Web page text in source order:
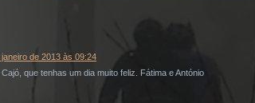
de 2013 às 09:24
que tenhas um dia muito feliz. Fátima e António